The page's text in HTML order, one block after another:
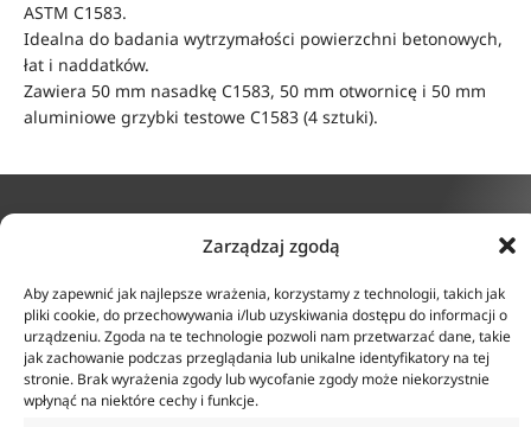
Zarządzaj zgodą
Aby zapewnić jak najlepsze wrażenia, korzystamy z technologii, takich jak
pliki cookie, do przechowywania i/lub uzyskiwania dostępu do informacji o
urządzeniu. Zgoda na te technologie pozwoli nam przetwarzać dane, takie
jak zachowanie podczas przeglądania lub unikalne identyfikatory na tej
stronie. Brak wyrażenia zgody lub wycofanie zgody może niekorzystnie
wpłynąć na niektóre cechy i funkcje.
ASTM C1583.
Idealna do badania wytrzymałości powierzchni betonowych,
łat i naddatków.
Zawiera 50 mm nasadkę C1583, 50 mm otwornicę i 50 mm
aluminiowe grzybki testowe C1583 (4 sztuki).
ul. Tarcice 11, 80-718
Gdańsk
+48 58 342 24 15
Biuro czynne w godzinach
8:00-16:00
sklep@anticorr.pl
INFORMACJE
O firmie
Regulamin
Polityka prywatności
Płatność i dostawa